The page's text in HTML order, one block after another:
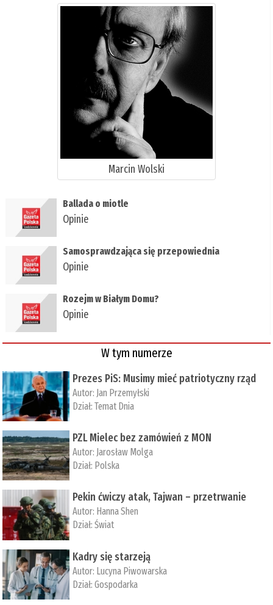
Marcin Wolski
Ballada o miotle
Opinie
Samosprawdzająca się przepowiednia
Opinie
Rozejm w Białym Domu?
Opinie
W tym numerze
Prezes PiS: Musimy mieć patriotyczny rząd
Autor: Jan Przemyłski
Dział:Temat Dnia
PZL Mielec bez zamówień z MON
Autor: Jarosław Molga
Dział: Polska
Pekin ćwiczy atak, Tajwan – przetrwanie
Autor: ­Hanna Shen
Dział:Świat
Kadry się starzeją
Autor: Lucyna Piwowarska
Dział:Gospodarka